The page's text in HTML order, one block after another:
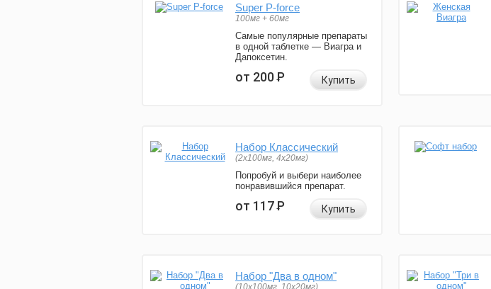
Super P-force
100мг + 60мг
Самые популярные препараты
в одной таблетке — Виагра и
Дапоксетин.
от 200Р Купить
Набор Классический
(2x100мг, 4x20мг)
Попробуй и выбери наиболее
понравившийся препарат.
от 117Р Купить
Набор "Два в одном"